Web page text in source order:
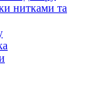
нитками та